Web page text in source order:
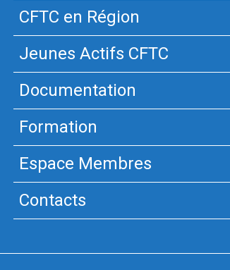
CFTC en Région
Jeunes Actifs CFTC
Documentation
Formation
Espace Membres
Contacts